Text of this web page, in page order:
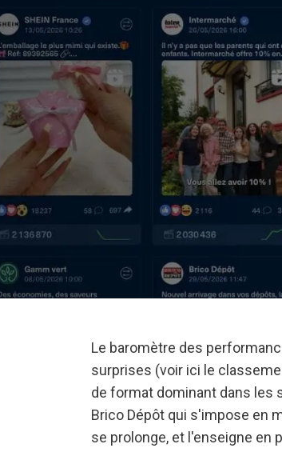
Le baromètre des
surprises (voir ici le
de format dominant dans les
Brico Dépôt qui s'impose en
se prolonge, et l'enseigne en